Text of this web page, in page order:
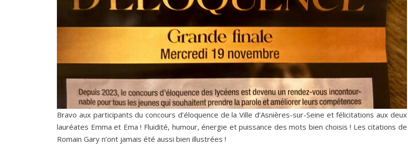
Bravo aux participants du concours d’éloquence de la Ville d’Asnières-sur-Seine et félicitations aux deux
lauréates Emma et Ema ! Fluidité, humour, énergie et puissance des mots bien choisis ! Les citations de
Romain Gary n’ont jamais été aussi bien illustrées !